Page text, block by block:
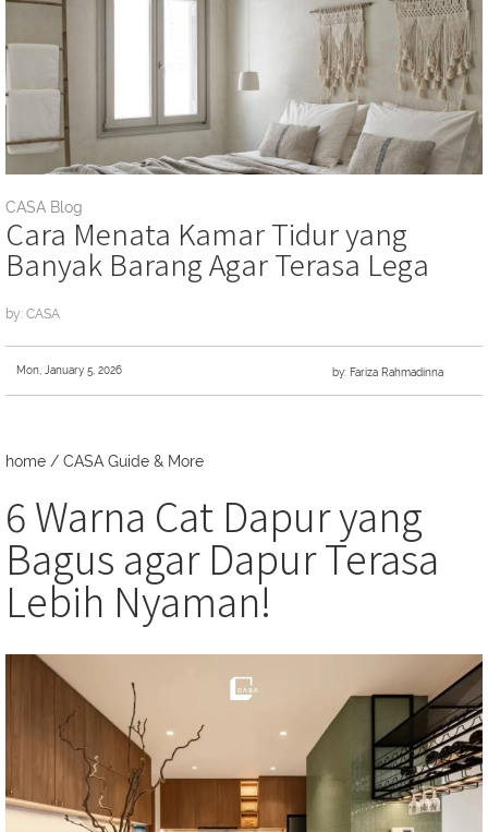
CASA Blog
Cara Menata Kamar Tidur yang
Banyak Barang Agar Terasa Lega
by: CASA
Mon, January 5, 2026 by: Fariza Rahmadinna
home / CASA Guide & More
6 Warna Cat Dapur yang
Bagus agar Dapur Terasa
Lebih Nyaman!